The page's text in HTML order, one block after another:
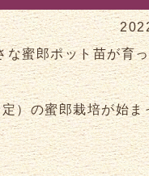
な蜜郎ポット苗が育
）の蜜郎栽培が始ま